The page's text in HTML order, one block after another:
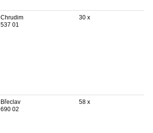
Chrudim
537 01
30 x
Břeclav
690 02
58 x